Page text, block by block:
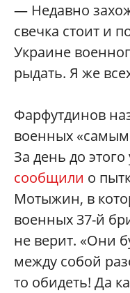
— Недавно
свечка стоит и
Украине
рыдать. Я же
Фарфутдинов
военных
За день до
сообщили о
Мотыжин, в
военных 37-й
не верит. «Они
между собой
то обидеть! Да